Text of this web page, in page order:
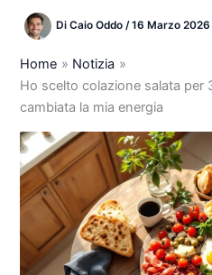
DiCaio Oddo/16 Marzo 2026
Home
Notizia
Ho scelto colazione salata per
cambiata la mia energia